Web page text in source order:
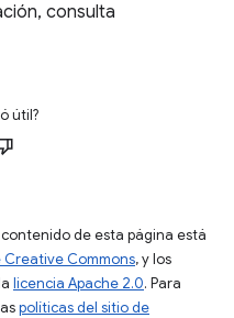
consulta
útil?
de esta página está
Commons, y los
licencia Apache 2.0. Para
políticas del sitio de